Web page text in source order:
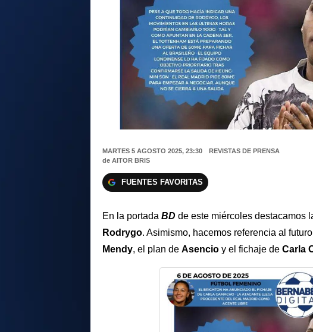
MARTES 5 AGOSTO 2025, 23:30
REVISTAS DE PRENSA
de AITOR BRIS
FUENTES FAVORITAS
En la portada BD de este miércoles destacamos
Rodrygo. Asimismo, hacemos referencia al
Mendy, el plan de Asencio y el fichaje de Carla